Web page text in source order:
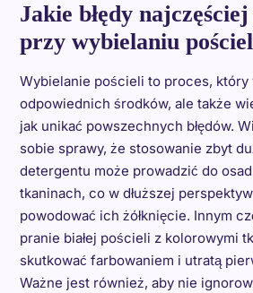
Jakie błędy
przy wybielaniu
Wybielanie pościeli to proces, który
odpowiednich środków, ale także
jak unikać powszechnych błędów.
sobie sprawy, że stosowanie zbyt
detergentu może prowadzić do
tkaninach, co w dłuższej
powodować ich żółknięcie. Innym
pranie białej pościeli z kolorowymi
skutkować farbowaniem i utratą
Ważne jest również, aby nie